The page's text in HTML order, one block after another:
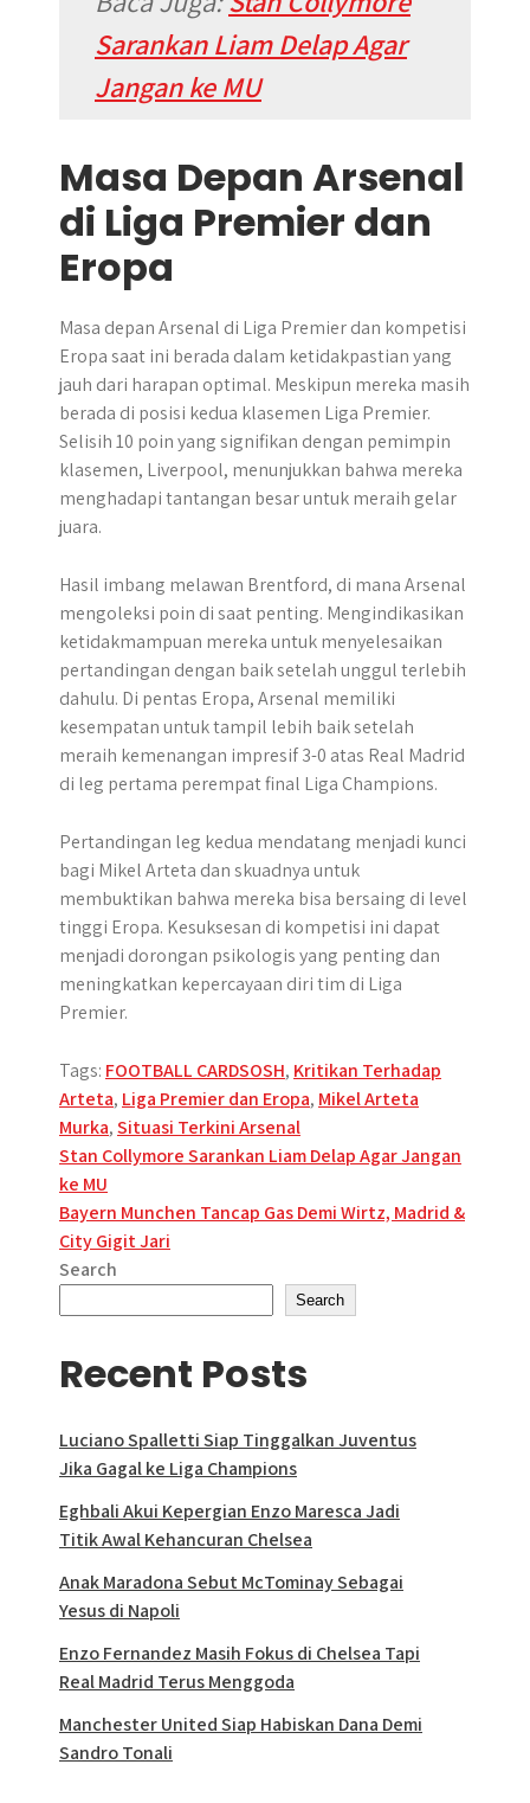
Sarankan Liam Delap Agar
Jangan ke MU
Masa Depan Arsenal
di Liga Premier dan
Eropa
Masa depan Arsenal di Liga Premier dan kompetisi
Eropa saat ini berada dalam ketidakpastian yang
jauh dari harapan optimal. Meskipun mereka masih
berada di posisi kedua klasemen Liga Premier.
Selisih 10 poin yang signifikan dengan pemimpin
klasemen, Liverpool, menunjukkan bahwa mereka
menghadapi tantangan besar untuk meraih gelar
juara.
Hasil imbang melawan Brentford, di mana Arsenal
mengoleksi poin di saat penting. Mengindikasikan
ketidakmampuan mereka untuk menyelesaikan
pertandingan dengan baik setelah unggul terlebih
dahulu. Di pentas Eropa, Arsenal memiliki
kesempatan untuk tampil lebih baik setelah
meraih kemenangan impresif 3-0 atas Real Madrid
di leg pertama perempat final Liga Champions.
Pertandingan leg kedua mendatang menjadi kunci
bagi Mikel Arteta dan skuadnya untuk
membuktikan bahwa mereka bisa bersaing di level
tinggi Eropa. Kesuksesan di kompetisi ini dapat
menjadi dorongan psikologis yang penting dan
meningkatkan kepercayaan diri tim di Liga
Premier.
Tags: FOOTBALL CARDSOSH, Kritikan Terhadap
Arteta, Liga Premier dan Eropa, Mikel Arteta
Murka,Situasi Terkini Arsenal
Post
navigation
Stan Collymore Sarankan Liam Delap Agar Jangan
ke MU
Bayern Munchen Tancap Gas Demi Wirtz, Madrid &
City Gigit Jari
Search
Search
Recent Posts
Luciano Spalletti Siap Tinggalkan Juventus
Jika Gagal ke Liga Champions
Eghbali Akui Kepergian Enzo Maresca Jadi
Titik Awal Kehancuran Chelsea
Anak Maradona Sebut McTominay Sebagai
Yesus di Napoli
Enzo Fernandez Masih Fokus di Chelsea Tapi
Real Madrid Terus Menggoda
Manchester United Siap Habiskan Dana Demi
Sandro Tonali